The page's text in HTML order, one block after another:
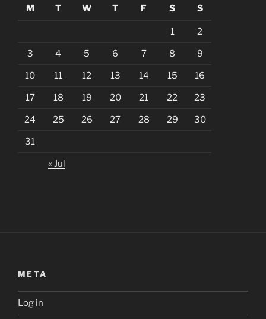
M
T W T F S S
1 2
3 4 5 6 7 8 9
10 11 12 13 14 15 16
17 18 19 20 21 22 23
24 25 26 27 28 29 30
31
« Jul
META
Log in